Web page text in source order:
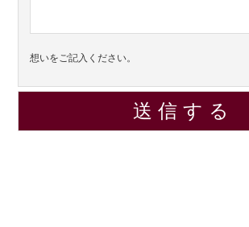
想いをご記入ください。